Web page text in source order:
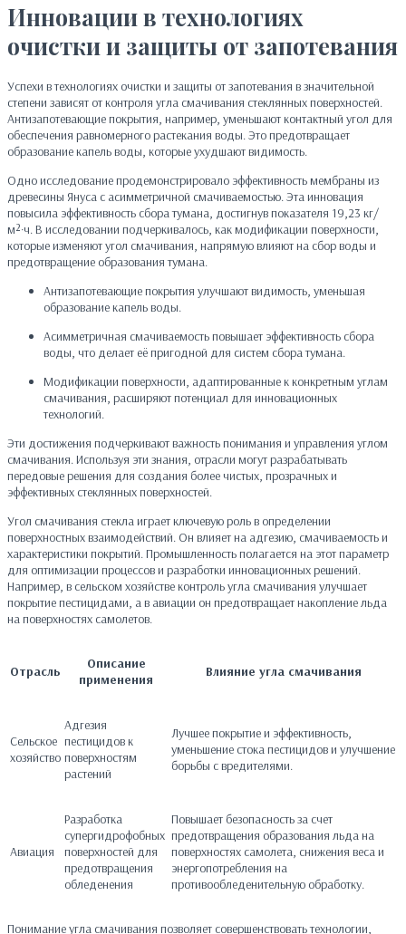
Инновации в технологиях
очистки и защиты от запотевания
Успехи в технологиях очистки и защиты от запотевания в значительной
степени зависят от контроля угла смачивания стеклянных поверхностей.
Антизапотевающие покрытия, например, уменьшают контактный угол для
обеспечения равномерного растекания воды. Это предотвращает
образование капель воды, которые ухудшают видимость.
Одно исследование продемонстрировало эффективность мембраны из
древесины Януса с асимметричной смачиваемостью. Эта инновация
повысила эффективность сбора тумана, достигнув показателя 19,23 кг/
м²·ч. В исследовании подчеркивалось, как модификации поверхности,
которые изменяют угол смачивания, напрямую влияют на сбор воды и
предотвращение образования тумана.
Антизапотевающие покрытия улучшают видимость, уменьшая
образование капель воды.
Асимметричная смачиваемость повышает эффективность сбора
воды, что делает её пригодной для систем сбора тумана.
Модификации поверхности, адаптированные к конкретным углам
смачивания, расширяют потенциал для инновационных
технологий.
Эти достижения подчеркивают важность понимания и управления углом
смачивания. Используя эти знания, отрасли могут разрабатывать
передовые решения для создания более чистых, прозрачных и
эффективных стеклянных поверхностей.
Угол смачивания стекла играет ключевую роль в определении
поверхностных взаимодействий. Он влияет на адгезию, смачиваемость и
характеристики покрытий. Промышленность полагается на этот параметр
для оптимизации процессов и разработки инновационных решений.
Например, в сельском хозяйстве контроль угла смачивания улучшает
покрытие пестицидами, а в авиации он предотвращает накопление льда
на поверхностях самолетов.
Отрасль
Описание
применения
Влияние угла смачивания
Сельское
хозяйство
Адгезия
пестицидов к
поверхностям
растений
Лучшее покрытие и эффективность,
уменьшение стока пестицидов и улучшение
борьбы с вредителями.
Авиация
Разработка
супергидрофобных
поверхностей для
предотвращения
обледенения
Повышает безопасность за счет
предотвращения образования льда на
поверхностях самолета, снижения веса и
энергопотребления на
противообледенительную обработку.
Понимание угла смачивания позволяет совершенствовать технологии,